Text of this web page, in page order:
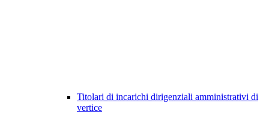
Titolari di incarichi dirigenziali amministrativi di
vertice